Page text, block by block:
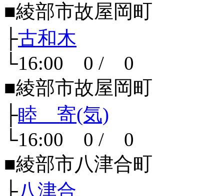
■綾部市故屋岡町
├古和木
└16:00 0 / 0
■綾部市故屋岡町
├睦 寄(気)
└16:00 0 / 0
■綾部市八津合町
├八津合